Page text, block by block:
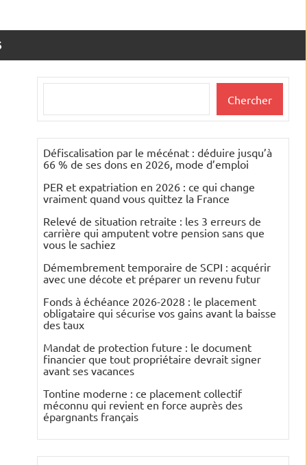
Chercher
Défiscalisation par le mécénat : déduire jusqu’à
66 % de ses dons en 2026, mode d’emploi
PER et expatriation en 2026 : ce qui change
vraiment quand vous quittez la France
Relevé de situation retraite : les 3 erreurs de
carrière qui amputent votre pension sans que
vous le sachiez
Démembrement temporaire de SCPI : acquérir
avec une décote et préparer un revenu futur
Fonds à échéance 2026-2028 : le placement
obligataire qui sécurise vos gains avant la baisse
des taux
Mandat de protection future : le document
financier que tout propriétaire devrait signer
avant ses vacances
Tontine moderne : ce placement collectif
méconnu qui revient en force auprès des
épargnants français